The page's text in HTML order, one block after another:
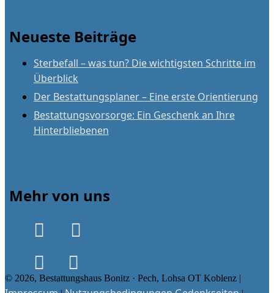
Neueste Beiträge
Sterbefall – was tun? Die wichtigsten Schritte im
Überblick
Der Bestattungsplaner – Eine erste Orientierung
Bestattungsvorsorge: Ein Geschenk an Ihre
Hinterbliebenen
Mehr von uns
© 2026, Bestattungshaus Bonitz · Pech, Lohsa OT Koblenz |